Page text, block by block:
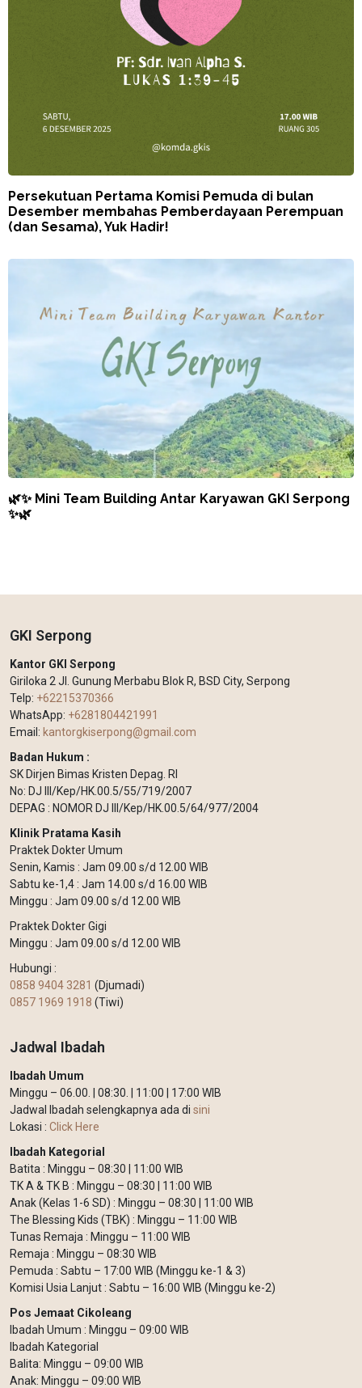
Persekutuan Pertama Komisi Pemuda di bulan
Desember membahas Pemberdayaan Perempuan
(dan Sesama), Yuk Hadir!
🌿✨ Mini Team Building Antar Karyawan GKI Serpong
✨🌿
GKI Serpong
Kantor GKI Serpong
Giriloka 2 Jl. Gunung Merbabu Blok R, BSD City, Serpong
Telp: +62215370366
WhatsApp: +6281804421991
Email: kantorgkiserpong@gmail.com
Badan Hukum :
SK Dirjen Bimas Kristen Depag. RI
No: DJ III/Kep/HK.00.5/55/719/2007
DEPAG : NOMOR DJ III/Kep/HK.00.5/64/977/2004
Klinik Pratama Kasih
Praktek Dokter Umum
Senin, Kamis : Jam 09.00 s/d 12.00 WIB
Sabtu ke-1,4 : Jam 14.00 s/d 16.00 WIB
Minggu : Jam 09.00 s/d 12.00 WIB
Praktek Dokter Gigi
Minggu : Jam 09.00 s/d 12.00 WIB
Hubungi :
0858 9404 3281 (Djumadi)
0857 1969 1918 (Tiwi)
Jadwal Ibadah
Ibadah Umum
Minggu – 06.00. | 08:30. | 11:00 | 17:00 WIB
Jadwal Ibadah selengkapnya ada di sini
Lokasi : Click Here
Ibadah Kategorial
Batita : Minggu – 08:30 | 11:00 WIB
TK A & TK B : Minggu – 08:30 | 11:00 WIB
Anak (Kelas 1-6 SD) : Minggu – 08:30 | 11:00 WIB
The Blessing Kids (TBK) : Minggu – 11:00 WIB
Tunas Remaja : Minggu – 11:00 WIB
Remaja : Minggu – 08:30 WIB
Pemuda : Sabtu – 17:00 WIB (Minggu ke-1 & 3)
Komisi Usia Lanjut : Sabtu – 16:00 WIB (Minggu ke-2)
Pos Jemaat Cikoleang
Ibadah Umum : Minggu – 09:00 WIB
Ibadah Kategorial
Balita: Minggu – 09:00 WIB
Anak: Minggu – 09:00 WIB